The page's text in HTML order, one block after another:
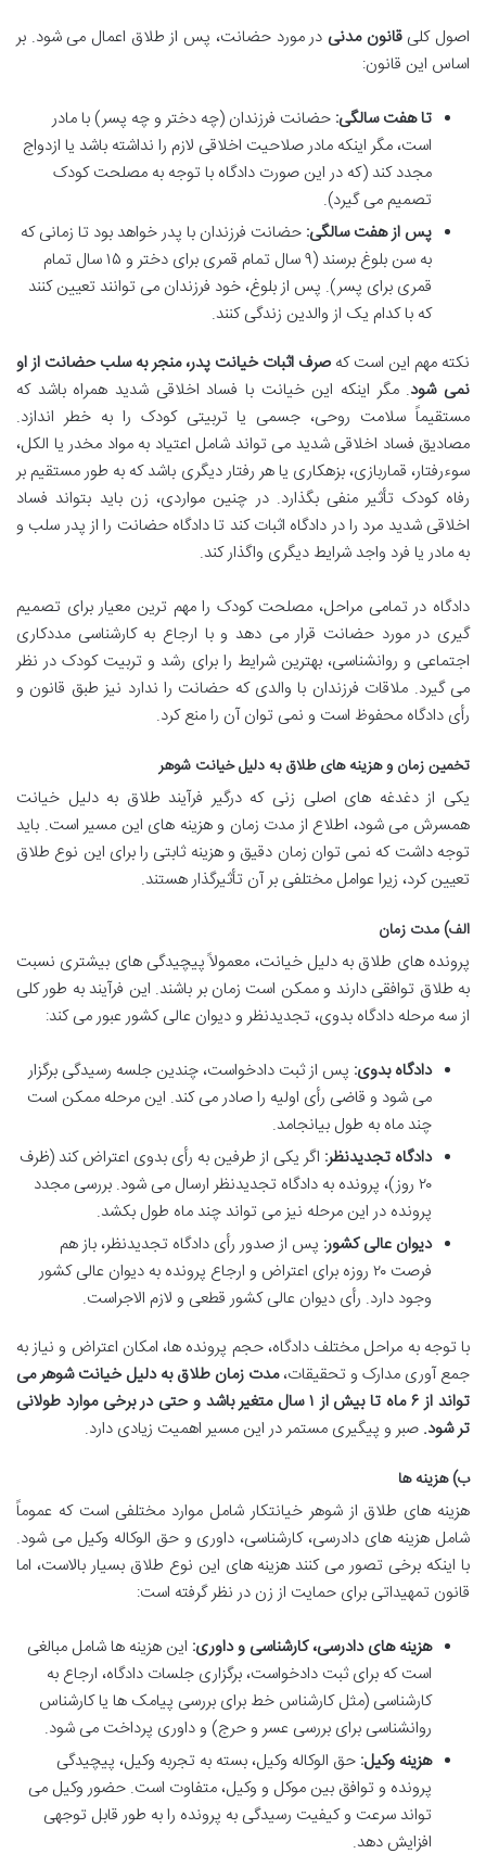
اصول کلیقانون مدنی در مورد حضانت، پس از طلاق اعمال می شود. بر
اساس این قانون:
تا هفت سالگی: حضانت فرزندان (چه دختر و چه پسر) با مادر
است، مگر اینکه مادر صلاحیت اخلاقی لازم را نداشته باشد یا ازدواج
مجدد کند (که در این صورت دادگاه با توجه به مصلحت کودک
تصمیم می گیرد).
پس از هفت سالگی: حضانت فرزندان با پدر خواهد بود تا زمانی که
به سن بلوغ برسند (۹ سال تمام قمری برای دختر و ۱۵ سال تمام
قمری برای پسر). پس از بلوغ، خود فرزندان می توانند تعیین کنند
که با کدام یک از والدین زندگی کنند.
نکته مهم این است که صرف اثبات خیانت پدر، منجر به سلب حضانت از او
نمی شود. مگر اینکه این خیانت با فساد اخلاقی شدید همراه باشد که
مستقیماً سلامت روحی، جسمی یا تربیتی کودک را به خطر اندازد.
مصادیق فساد اخلاقی شدید می تواند شامل اعتیاد به مواد مخدر یا الکل،
سوءرفتار، قماربازی، بزهکاری یا هر رفتار دیگری باشد که به طور مستقیم بر
رفاه کودک تأثیر منفی بگذارد. در چنین مواردی، زن باید بتواند فساد
اخلاقی شدید مرد را در دادگاه اثبات کند تا دادگاه حضانت را از پدر سلب و
به مادر یا فرد واجد شرایط دیگری واگذار کند.
دادگاه در تمامی مراحل، مصلحت کودک را مهم ترین معیار برای تصمیم
گیری در مورد حضانت قرار می دهد و با ارجاع به کارشناسی مددکاری
اجتماعی و روانشناسی، بهترین شرایط را برای رشد و تربیت کودک در نظر
می گیرد. ملاقات فرزندان با والدی که حضانت را ندارد نیز طبق قانون و
رأی دادگاه محفوظ است و نمی توان آن را منع کرد.
تخمین زمان و هزینه های طلاق به دلیل خیانت شوهر
یکی از دغدغه های اصلی زنی که درگیر فرآیند طلاق به دلیل خیانت
همسرش می شود، اطلاع از مدت زمان و هزینه های این مسیر است. باید
توجه داشت که نمی توان زمان دقیق و هزینه ثابتی را برای این نوع طلاق
تعیین کرد، زیرا عوامل مختلفی بر آن تأثیرگذار هستند.
الف) مدت زمان
پرونده های طلاق به دلیل خیانت، معمولاً پیچیدگی های بیشتری نسبت
به طلاق توافقی دارند و ممکن است زمان بر باشند. این فرآیند به طور کلی
از سه مرحله دادگاه بدوی، تجدیدنظر و دیوان عالی کشور عبور می کند:
دادگاه بدوی: پس از ثبت دادخواست، چندین جلسه رسیدگی برگزار
می شود و قاضی رأی اولیه را صادر می کند. این مرحله ممکن است
چند ماه به طول بیانجامد.
دادگاه تجدیدنظر: اگر یکی از طرفین به رأی بدوی اعتراض کند (ظرف
۲۰ روز)، پرونده به دادگاه تجدیدنظر ارسال می شود. بررسی مجدد
پرونده در این مرحله نیز می تواند چند ماه طول بکشد.
دیوان عالی کشور: پس از صدور رأی دادگاه تجدیدنظر، باز هم
فرصت ۲۰ روزه برای اعتراض و ارجاع پرونده به دیوان عالی کشور
وجود دارد. رأی دیوان عالی کشور قطعی و لازم الاجراست.
با توجه به مراحل مختلف دادگاه، حجم پرونده ها، امکان اعتراض و نیاز به
جمع آوری مدارک و تحقیقات،مدت زمان طلاق به دلیل خیانت شوهر می
تواند از ۶ ماه تا بیش از ۱ سال متغیر باشد و حتی در برخی موارد طولانی
تر شود. صبر و پیگیری مستمر در این مسیر اهمیت زیادی دارد.
ب) هزینه ها
هزینه های طلاق از شوهر خیانتکار شامل موارد مختلفی است که عموماً
شامل هزینه های دادرسی، کارشناسی، داوری و حق الوکاله وکیل می شود.
با اینکه برخی تصور می کنند هزینه های این نوع طلاق بسیار بالاست، اما
قانون تمهیداتی برای حمایت از زن در نظر گرفته است:
هزینه های دادرسی، کارشناسی و داوری: این هزینه ها شامل مبالغی
است که برای ثبت دادخواست، برگزاری جلسات دادگاه، ارجاع به
کارشناسی (مثل کارشناس خط برای بررسی پیامک ها یا کارشناس
روانشناسی برای بررسی عسر و حرج) و داوری پرداخت می شود.
هزینه وکیل: حق الوکاله وکیل، بسته به تجربه وکیل، پیچیدگی
پرونده و توافق بین موکل و وکیل، متفاوت است. حضور وکیل می
تواند سرعت و کیفیت رسیدگی به پرونده را به طور قابل توجهی
افزایش دهد.